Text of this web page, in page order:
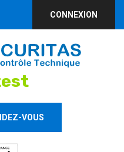
CONNEXION
VOUS